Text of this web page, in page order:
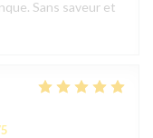
Sans saveur et